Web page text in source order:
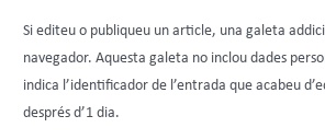
Si editeu o publiqueu un article, una galeta
navegador. Aquesta galeta no inclou dades
indica l’identificador de l’entrada que acabeu
després d’1 dia.